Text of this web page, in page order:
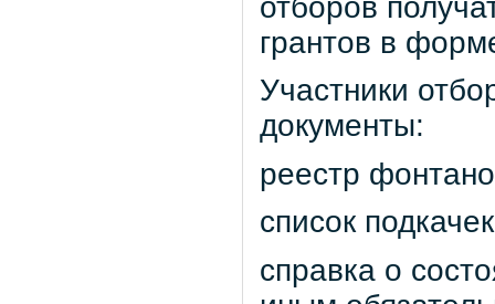
грантов в
Участники
документы:
реестр
список
справка о